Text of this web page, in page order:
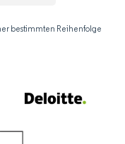
bestimmten Reihenfolge